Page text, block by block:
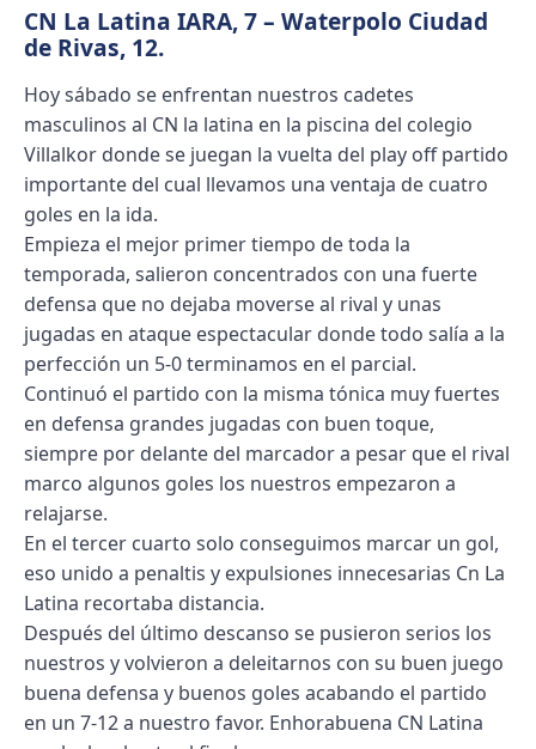
CN La Latina IARA, 7 – Waterpolo Ciudad
de Rivas, 12.
Hoy sábado se enfrentan nuestros cadetes
masculinos al CN la latina en la piscina del colegio
Villalkor donde se juegan la vuelta del play off partido
importante del cual llevamos una ventaja de cuatro
goles en la ida.
Empieza el mejor primer tiempo de toda la
temporada, salieron concentrados con una fuerte
defensa que no dejaba moverse al rival y unas
jugadas en ataque espectacular donde todo salía a la
perfección un 5-0 terminamos en el parcial.
Continuó el partido con la misma tónica muy fuertes
en defensa grandes jugadas con buen toque,
siempre por delante del marcador a pesar que el rival
marco algunos goles los nuestros empezaron a
relajarse.
En el tercer cuarto solo conseguimos marcar un gol,
eso unido a penaltis y expulsiones innecesarias Cn La
Latina recortaba distancia.
Después del último descanso se pusieron serios los
nuestros y volvieron a deleitarnos con su buen juego
buena defensa y buenos goles acabando el partido
en un 7-12 a nuestro favor. Enhorabuena CN Latina